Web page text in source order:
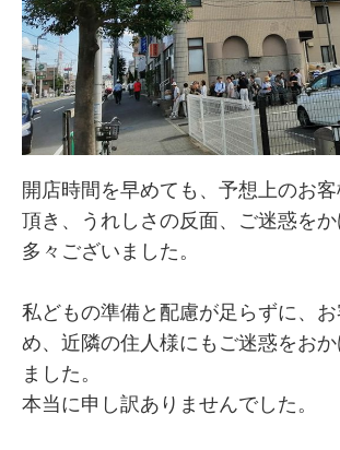
開店時間を早めても、予想上のお
頂き、うれしさの反面、ご迷惑をか
多々ございました。
私どもの準備と配慮が足らずに、
め、近隣の住人様にもご迷惑をお
ました。
本当に申し訳ありませんでした。